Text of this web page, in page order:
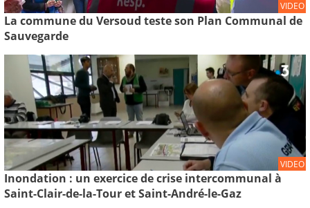
VIDEO
La commune du Versoud teste son Plan Communal de
Sauvegarde
VIDEO
Inondation : un exercice de crise intercommunal à
Saint-Clair-de-la-Tour et Saint-André-le-Gaz